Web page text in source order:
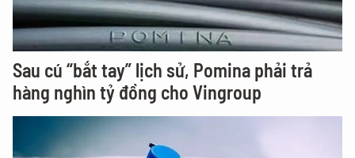
Sau cú “bắt tay” lịch sử, Pomina phải trả
hàng nghìn tỷ đồng cho Vingroup